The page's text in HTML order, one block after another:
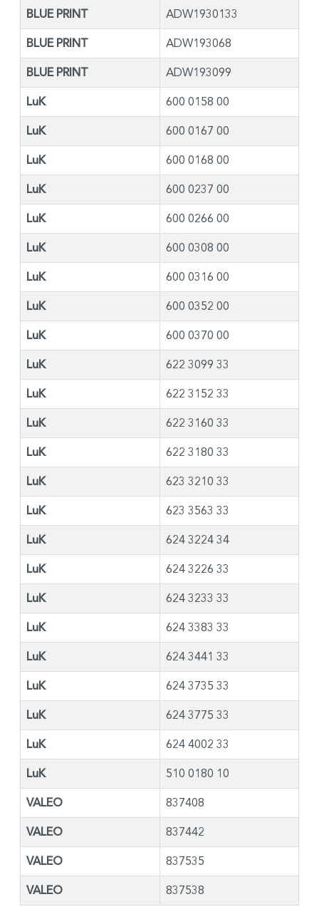
BLUE PRINT ADW1930133
BLUE PRINT ADW193068
BLUE PRINT ADW193099
LuK 600 0158 00
LuK 600 0167 00
LuK 600 0168 00
LuK 600 0237 00
LuK 600 0266 00
LuK 600 0308 00
LuK 600 0316 00
LuK 600 0352 00
LuK 600 0370 00
LuK 622 3099 33
LuK 622 3152 33
LuK 622 3160 33
LuK 622 3180 33
LuK 623 3210 33
LuK 623 3563 33
LuK 624 3224 34
LuK 624 3226 33
LuK 624 3233 33
LuK 624 3383 33
LuK 624 3441 33
LuK 624 3735 33
LuK 624 3775 33
LuK 624 4002 33
LuK 510 0180 10
VALEO 837408
VALEO 837442
VALEO 837535
VALEO 837538